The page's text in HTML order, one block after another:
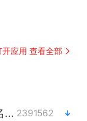
开应用 查看全部
佛山通报笔试前13被淘汰后5名进体检 2391562